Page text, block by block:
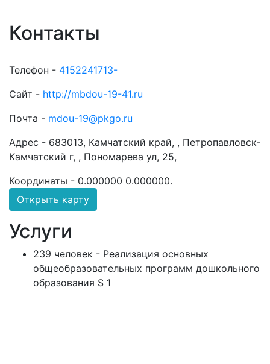
Контакты
Телефон - 4152241713-
Сайт - http://mbdou-19-41.ru
Почта - mdou-19@pkgo.ru
Адрес - 683013, Камчатский край, , Петропавловск-
Камчатский г, , Пономарева ул, 25,
Координаты - 0.000000 0.000000.
Открыть карту
Услуги
239 человек - Реализация основных
общеобразовательных программ дошкольного
образования S 1